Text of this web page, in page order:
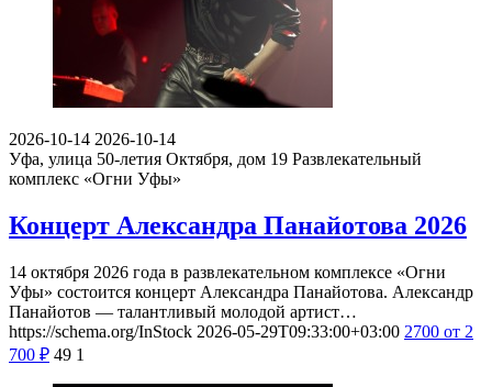
2026-10-14 2026-10-14
Уфа, улица 50-летия Октября, дом 19 Развлекательный
комплекс «Огни Уфы»
Концерт Александра Панайотова 2026
14 октября 2026 года в развлекательном комплексе «Огни
Уфы» состоится концерт Александра Панайотова. Александр
Панайотов — талантливый молодой артист…
https://schema.org/InStock 2026-05-29T09:33:00+03:00 2700 от 2
700 ₽ 49 1